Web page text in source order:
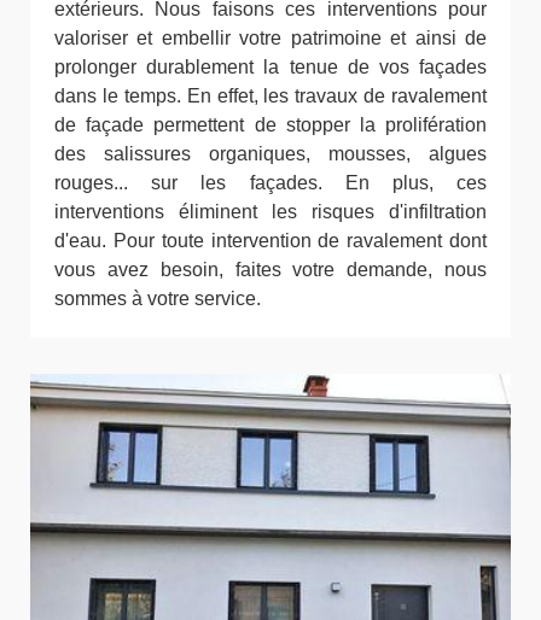
extérieurs. Nous faisons ces interventions pour
valoriser et embellir votre patrimoine et ainsi de
prolonger durablement la tenue de vos façades
dans le temps. En effet, les travaux de ravalement
de façade permettent de stopper la prolifération
des salissures organiques, mousses, algues
rouges... sur les façades. En plus, ces
interventions éliminent les risques d'infiltration
d'eau. Pour toute intervention de ravalement dont
vous avez besoin, faites votre demande, nous
sommes à votre service.